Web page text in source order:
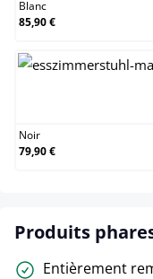
Blanc
85,90 €
Noir
79,90 €
Produits
Entièrement